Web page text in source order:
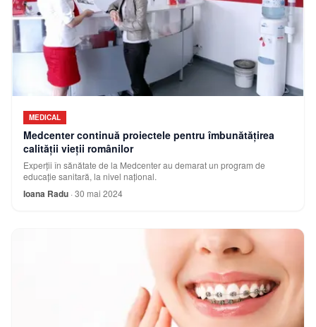
MEDICAL
Medcenter continuă proiectele pentru îmbunătățirea
calității vieții românilor
Experții în sănătate de la Medcenter au demarat un program de
educație sanitară, la nivel național.
Ioana Radu · 30 mai 2024